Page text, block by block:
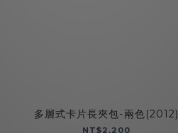
多層式卡片長夾包-兩色(2012)
NT$2,200